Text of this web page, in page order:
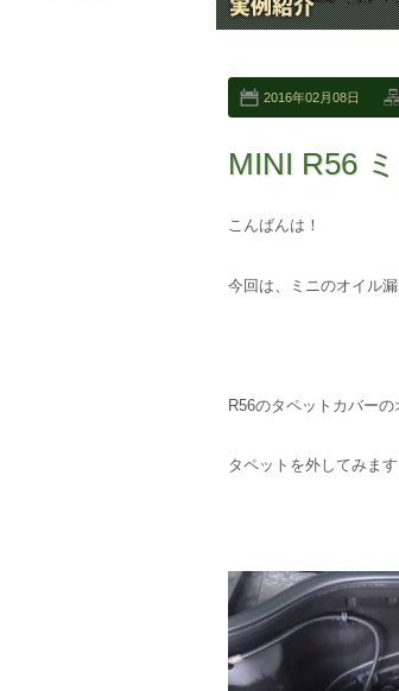
2016年02月08日
MINI R56
こんばんは！
今回は、ミニのオイル
R56のタペットカバー
タペットを外してみま